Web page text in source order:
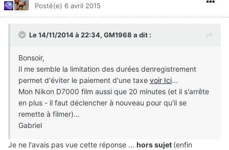
Posté(e) 6 avril 2015
Le 14/11/2014 à 22:34, GM1968 a dit :
Bonsoir,
Il me semble la limitation des durées denregistrement
permet d'éviter le paiement d'une taxe voir Ici...
Mon Nikon D7000 film aussi que 20 minutes (et il s'arrête
en plus - il faut déclencher à nouveau pour qu'il se
remette à filmer)...
Gabriel
Je ne l'avais pas vue cette réponse ... hors sujet (enfin